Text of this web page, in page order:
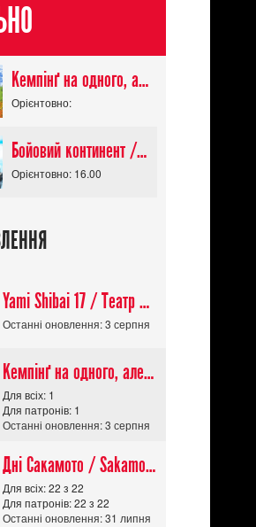
Кемпінґ на одного, але удвох / Futari Solo Camp
Орієнтовно:
Бойовий континент / Douluo Dalu
Орієнтовно: 16.00
Yami Shibai 17 / Театр Мороку 17
Останні оновлення: 3 серпня
Кемпінґ на одного, але удвох / Futari Solo Camp
Для всіх: 1
Для патронів: 1
Останні оновлення: 3 серпня
Дні Сакамото / Sakamoto Days (Сезон 1)
Для всіх: 22 з 22
Для патронів: 22 з 22
Останні оновлення: 31 липня